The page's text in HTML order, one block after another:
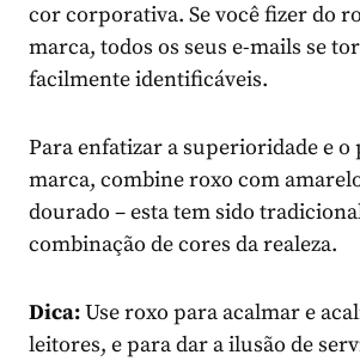
cor corporativa. Se você fizer do
marca, todos os seus e-mails se
facilmente identificáveis.
Para enfatizar a superioridade e o
marca, combine roxo com
dourado – esta tem sido
combinação de cores da realeza.
Dica:Use roxo para acalmar e
leitores, e para dar a ilusão de